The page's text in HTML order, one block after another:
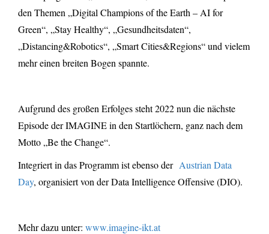
den Themen „Digital Champions of the Earth – AI for
Green“, „Stay Healthy“, „Gesundheitsdaten“,
„Distancing&Robotics“, „Smart Cities&Regions“ und vielem
mehr einen breiten Bogen spannte.
Aufgrund des großen Erfolges steht 2022 nun die nächste
Episode der IMAGINE in den Startlöchern, ganz nach dem
Motto „Be the Change“.
Integriert in das Programm ist ebenso der Austrian Data
Day, organisiert von der Data Intelligence Offensive (DIO).
Mehr dazu unter: www.imagine-ikt.at